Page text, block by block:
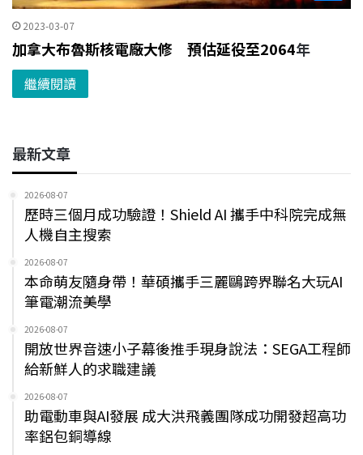
2023-03-07
加拿大布魯斯核電廠大修 預估延役至2064年
繼續閱讀
最新文章
2026-08-07
歷時三個月成功驗證！Shield AI 攜手中科院完成無
人機自主搜索
2026-08-07
本命萌友隨身帶！華碩攜手三麗鷗跨界聯名大玩AI
筆電潮流美學
2026-08-07
開放世界音速小子幕後推手現身說法：SEGA工程師
給新鮮人的求職建議
2026-08-07
助電動車與AI發展 成大洪飛義團隊成功開發超高功
率鋁包銅導線